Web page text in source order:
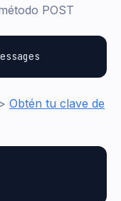
POST
Obtén tu clave de